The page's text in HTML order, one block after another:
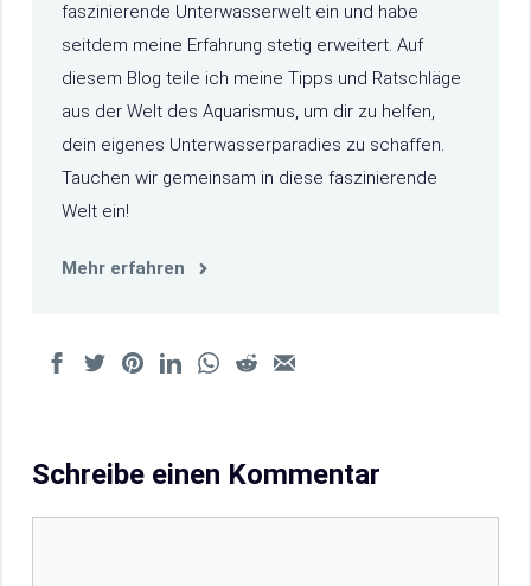
faszinierende Unterwasserwelt ein und habe
seitdem meine Erfahrung stetig erweitert. Auf
diesem Blog teile ich meine Tipps und Ratschläge
aus der Welt des Aquarismus, um dir zu helfen,
dein eigenes Unterwasserparadies zu schaffen.
Tauchen wir gemeinsam in diese faszinierende
Welt ein!
Mehr erfahren
Schreibe einen Kommentar